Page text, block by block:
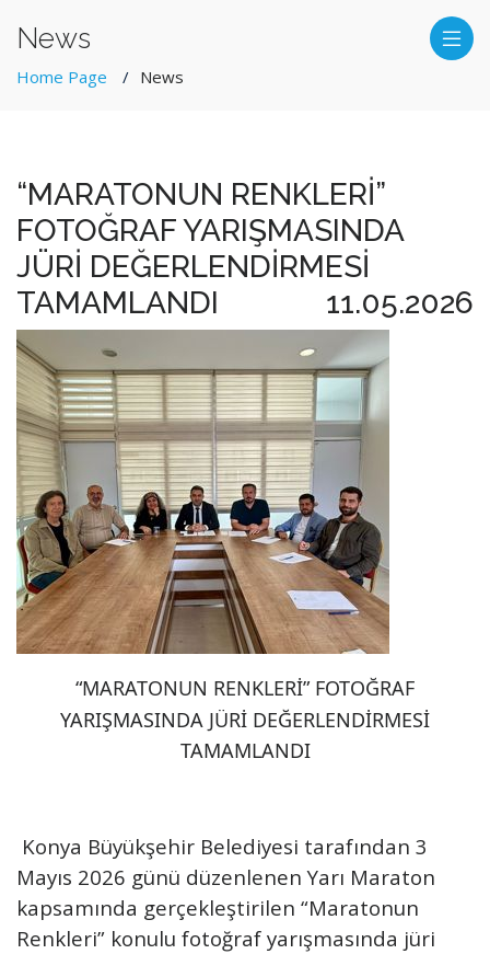
News
Home Page News
“MARATONUN RENKLERİ”
FOTOĞRAF YARIŞMASINDA
JÜRİ DEĞERLENDİRMESİ
TAMAMLANDI
11.05.2026
“MARATONUN RENKLERİ” FOTOĞRAF
YARIŞMASINDA JÜRİ DEĞERLENDİRMESİ
TAMAMLANDI
Konya Büyükşehir Belediyesi tarafından 3
Mayıs 2026 günü düzenlenen Yarı Maraton
kapsamında gerçekleştirilen “Maratonun
Renkleri” konulu fotoğraf yarışmasında jüri